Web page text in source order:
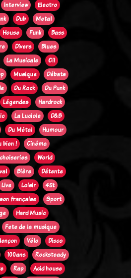
Interview
Electro
Dub
Metal
House Funk
Bass
Divers
Blues
La Musicale
Oi!
Musique
Débats
Du Rock
Du Punk
Légendes
Hardrock
La Luciole
D&B
Du Métal
Humour
bien !
Cinéma
World
Bière
Détente
Live Loisir
45t
française
Sport
Hard Music
Fete de la musique
Vélo
Disco
100ans
Rocksteady
Rap
Acid house